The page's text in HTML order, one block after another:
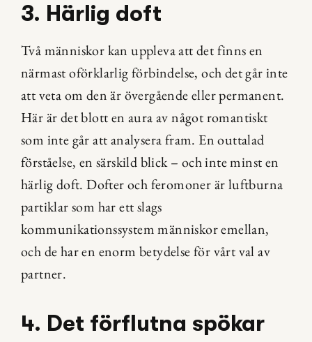
3. Härlig doft
Två människor kan uppleva att det finns en
närmast oförklarlig förbindelse, och det går inte
att veta om den är övergående eller permanent.
Här är det blott en aura av något romantiskt
som inte går att analysera fram. En outtalad
förståelse, en särskild blick – och inte minst en
härlig doft. Dofter och feromoner är luftburna
partiklar som har ett slags
kommunikationssystem människor emellan,
och de har en enorm betydelse för vårt val av
partner.
4. Det förflutna spökar